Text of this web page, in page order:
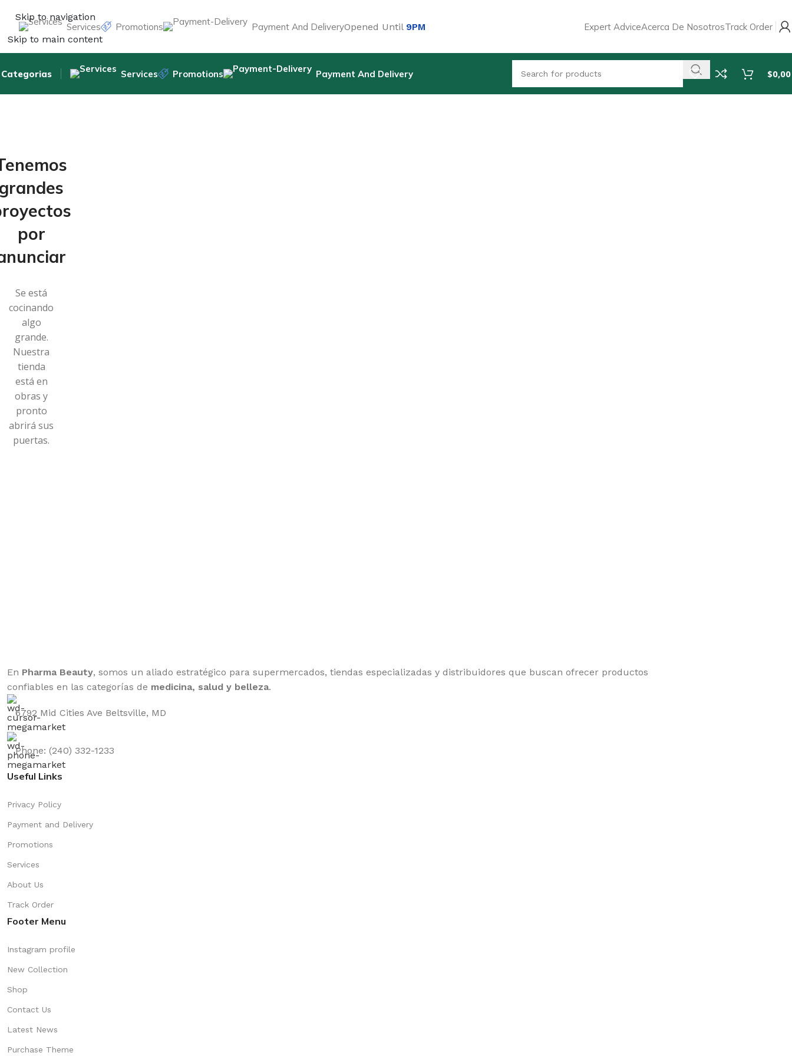
Skip to navigation
Skip to main content
Services Promotions Payment And DeliveryOpened Until 9PM Expert AdviceAcerca De NosotrosTrack Order
Categorias Services Promotions Payment And Delivery $0,00
por
Se está
cocinando
algo
grande.
Nuestra
tienda
está en
obras y
pronto
abrirá sus
puertas.
En Pharma Beauty, somos un aliado estratégico para supermercados, tiendas especializadas y distribuidores que buscan ofrecer productos
confiables en las categorías de medicina, salud y belleza.
6792 Mid Cities Ave Beltsville, MD
Phone: (240) 332-1233
Useful Links
Privacy Policy
Payment and Delivery
Promotions
Services
About Us
Track Order
Footer Menu
Instagram profile
New Collection
Shop
Contact Us
Latest News
Purchase Theme